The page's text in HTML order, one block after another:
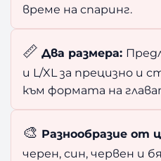
време на спаринг.
📏 Два размера:
и L/XL за прецизно и
към формата на
🎨 Разнообразие от
черен, син, червен и